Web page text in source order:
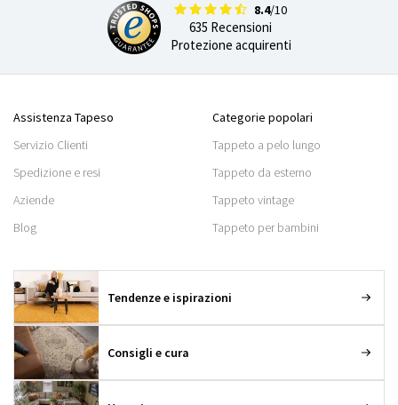
8.4/10
635 Recensioni
Protezione acquirenti
Assistenza Tapeso
Servizio Clienti
Spedizione e resi
Aziende
Blog
Categorie popolari
Tappeto a pelo lungo
Tappeto da esterno
Tappeto vintage
Tappeto per bambini
Tendenze e ispirazioni
Consigli e cura